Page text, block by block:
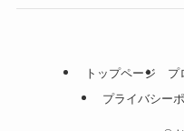
トップページ プ
プライバシー